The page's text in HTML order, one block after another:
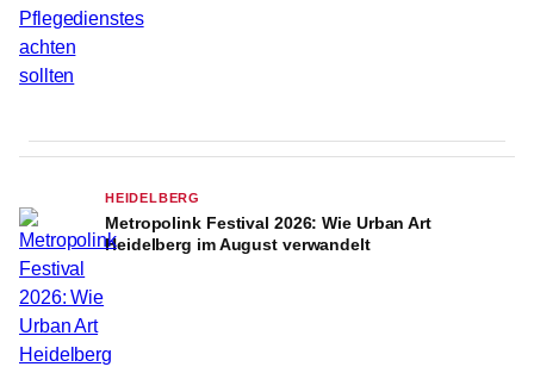
HEIDELBERG
Metropolink Festival 2026: Wie Urban Art
Heidelberg im August verwandelt